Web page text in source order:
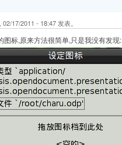
17/2011 - 18:47 发表。
图标,原来方法很简单,只是我没有发现: